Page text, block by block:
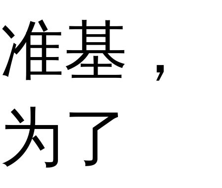
准基，
为了